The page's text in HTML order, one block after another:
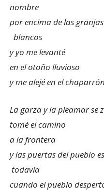
nombre
por encima de las
blancos
y yo me levanté
en el otoño lluvioso
y me alejé en el
La garza y la pleamar se
tomé el camino
a la frontera
y las puertas del pueblo
todavía
cuando el pueblo